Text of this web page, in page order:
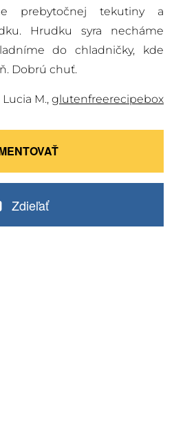
prebytočnej tekutiny a
Hrudku syra necháme
do chladničky, kde
Dobrú chuť.
Lucia M., glutenfreerecipebox
Zdieľať